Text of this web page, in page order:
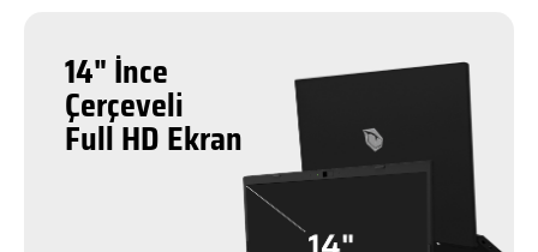
14" İnce
Çerçeveli
Full HD Ekran